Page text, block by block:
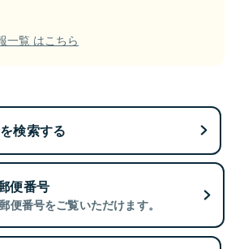
一覧 はこちら
検索する
便番号
便番号をご覧いただけます。